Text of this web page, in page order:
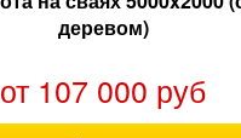
деревом)
от 107 000 руб